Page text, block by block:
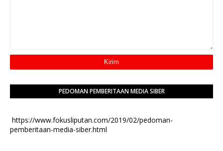
PEDOMAN PEMBERITAAN MEDIA SIBER
https://www.fokusliputan.com/2019/02/pedoman-
pemberitaan-media-siber.html